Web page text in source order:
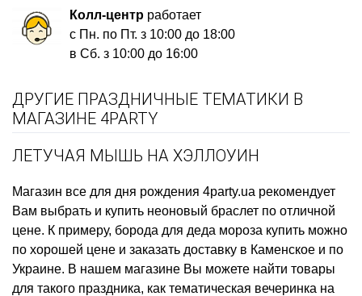
Колл-центр работает
с Пн. по Пт. з 10:00 до 18:00
в Сб. з 10:00 до 16:00
ДРУГИЕ ПРАЗДНИЧНЫЕ ТЕМАТИКИ В
МАГАЗИНЕ 4PARTY
ЛЕТУЧАЯ МЫШЬ НА ХЭЛЛОУИН
Магазин все для дня рождения 4party.ua рекомендует
Вам выбрать и купить неоновый браслет по отличной
цене. К примеру, борода для деда мороза купить можно
по хорошей цене и заказать доставку в Каменское и по
Украине. В нашем магазине Вы можете найти товары
для такого праздника, как тематическая вечеринка на